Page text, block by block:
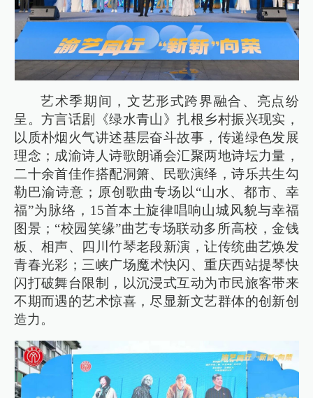
艺术季期间，文艺形式跨界融合、亮点纷
呈。方言话剧《绿水青山》扎根乡村振兴现实，
以质朴烟火气讲述基层奋斗故事，传递绿色发展
理念；成渝诗人诗歌朗诵会汇聚两地诗坛力量，
二十余首佳作搭配洞箫、民歌演绎，诗乐共生勾
勒巴渝诗意；原创歌曲专场以“山水、都市、幸
福”为脉络，15首本土旋律唱响山城风貌与幸福
图景；“校园笑缘”曲艺专场联动多所高校，金钱
板、相声、四川竹琴老段新演，让传统曲艺焕发
青春光彩；三峡广场魔术快闪、重庆西站提琴快
闪打破舞台限制，以沉浸式互动为市民旅客带来
不期而遇的艺术惊喜，尽显新文艺群体的创新创
造力。